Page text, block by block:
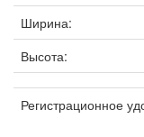
Ширина:
Высота:
Регистрационное